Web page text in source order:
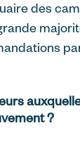
des
?